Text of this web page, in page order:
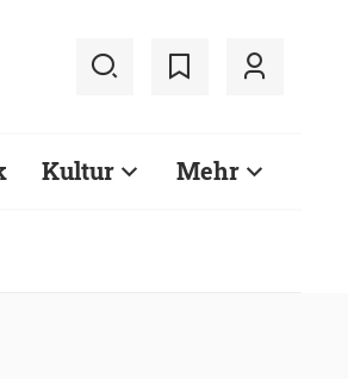
Kultur Mehr